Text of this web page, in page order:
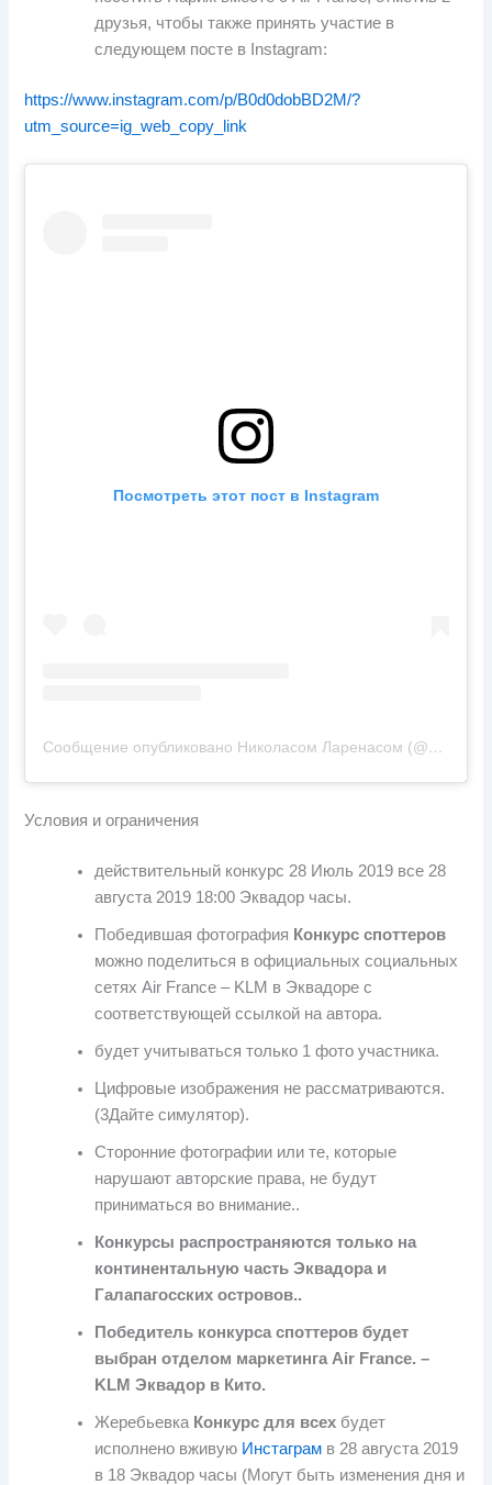
друзья, чтобы также принять участие в
следующем посте в Instagram:
https://www.instagram.com/p/B0d0dobBD2M/?
utm_source=ig_web_copy_link
Посмотреть этот пост в Instagram
Сообщение опубликовано Николасом Ларенасом (@n_larenas)
Условия и ограничения
действительный конкурс 28 Июль 2019 все 28
августа 2019 18:00 Эквадор часы.
Победившая фотография Конкурс споттеров
можно поделиться в официальных социальных
сетях Air France – KLM в Эквадоре с
соответствующей ссылкой на автора.
будет учитываться только 1 фото участника.
Цифровые изображения не рассматриваются.
(3Дайте симулятор).
Сторонние фотографии или те, которые
нарушают авторские права, не будут
приниматься во внимание..
Конкурсы распространяются только на
континентальную часть Эквадора и
Галапагосских островов..
Победитель конкурса споттеров будет
выбран отделом маркетинга Air France. –
KLM Эквадор в Кито.
Жеребьевка Конкурс для всех будет
исполнено вживую Инстаграм в 28 августа 2019
в 18 Эквадор часы (Могут быть изменения дня и